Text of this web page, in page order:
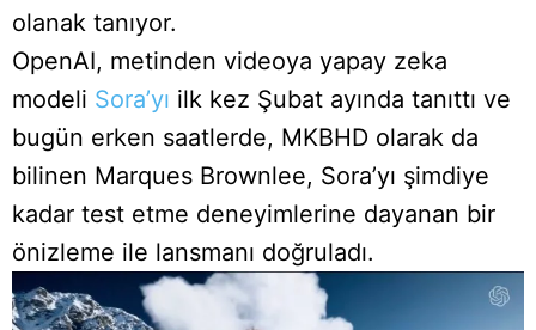
olanak tanıyor.
OpenAI, metinden videoya yapay zeka
modeli Sora’yı ilk kez Şubat ayında tanıttı ve
bugün erken saatlerde, MKBHD olarak da
bilinen Marques Brownlee, Sora’yı şimdiye
kadar test etme deneyimlerine dayanan bir
önizleme ile lansmanı doğruladı.